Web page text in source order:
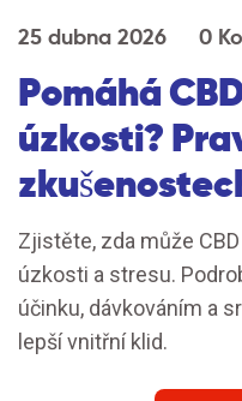
25 dubna 2026 0
Pomáhá
úzkosti?
Zjistěte, zda může
úzkosti a stresu.
účinku, dávkováním a
lepší vnitřní klid.